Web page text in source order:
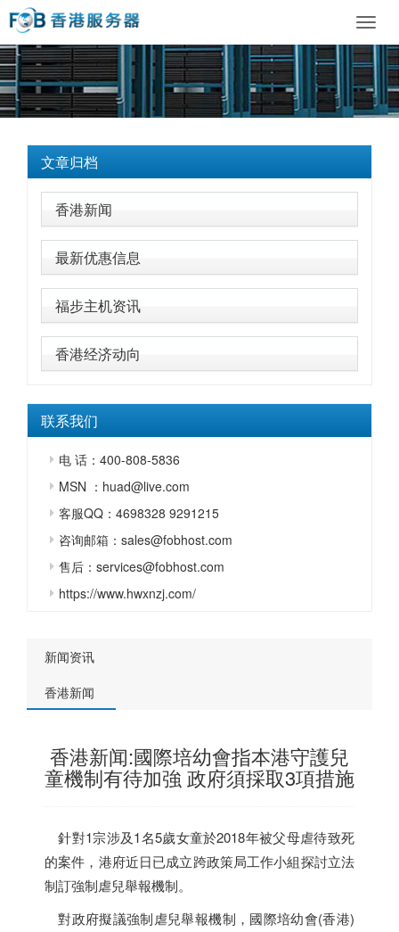
文章归档
香港新闻
最新优惠信息
福步主机资讯
香港经济动向
联系我们
电 话：400-808-5836
MSN ：huad@live.com
客服QQ：4698328 9291215
咨询邮箱：sales@fobhost.com
售后：services@fobhost.com
https://www.hwxnzj.com/
新闻资讯
香港新闻
香港新闻:國際培幼會指本港守護兒
童機制有待加強 政府須採取3項措施
針對1宗涉及1名5歲女童於2018年被父母虐待致死
的案件，港府近日已成立跨政策局工作小組探討立法
制訂強制虐兒舉報機制。
對政府擬議強制虐兒舉報機制，國際培幼會(香港)